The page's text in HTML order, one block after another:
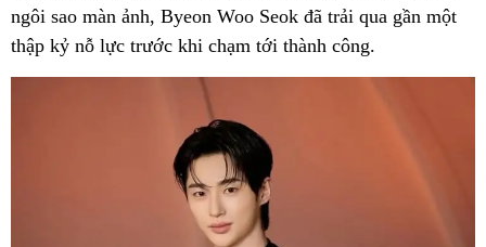
ngôi sao màn ảnh, Byeon Woo Seok đã trải qua gần một
thập kỷ nỗ lực trước khi chạm tới thành công.